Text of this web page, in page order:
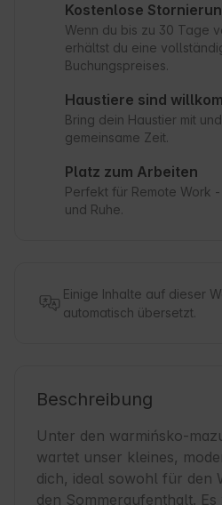
Kostenlose
Wenn du bis zu 30 Tage
erhältst du eine
Buchungspreises.
Haustiere sind
Bring dein Haustier mit
gemeinsame Zeit.
Platz zum Arbeiten
Perfekt für Remote Work
und Ruhe.
Einige Inhalte auf dieser
automatisch übersetzt.
Beschreibung
Unter den warmińsko-
wartet unser kleines,
dich, ideal sowohl für den
den Sommeraufenthalt.